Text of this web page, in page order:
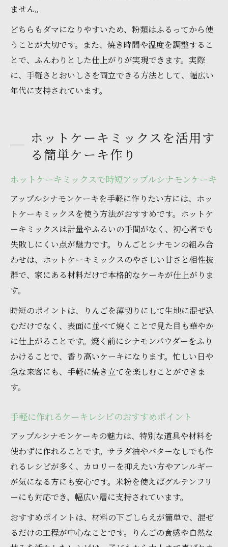
ません。
どちらもダマになりやすいため、粉類はふるってから使
うことが大切です。また、焼き時間や温度を調整するこ
とで、ふんわりとした仕上がりが実現できます。実際
に、手軽さとおいしさを両立できる方法として、幅広い
年代に支持されています。
ホットケーキミックスを活用す
る簡単ケーキ作り
ホットケーキミックスで時短アップルシナモンケーキ
アップルシナモンケーキを手軽に作りたい方には、ホッ
トケーキミックスを使う方法がおすすめです。ホットケ
ーキミックスは計量やふるいの手間がなく、初心者でも
失敗しにくい点が魅力です。りんごとシナモンの組み合
わせは、ホットケーキミックスのやさしい甘さと相性抜
群で、家にある材料だけで本格的なケーキが仕上がりま
す。
時短のポイントは、りんごを薄切りにして生地に混ぜ込
むだけでなく、表面に並べて焼くことで見た目も華やか
に仕上がることです。焼く前にシナモンパウダーをふり
かけることで、香り高いケーキになります。忙しい日や
急な来客にも、手軽に焼き立てを楽しむことができま
す。
手軽に作れるケーキレシピのおすすめポイント
アップルシナモンケーキの魅力は、特別な道具や材料を
使わずに作れることです。サラダ油やバターなしでも作
れるレシピが多く、カロリーを抑えたい方やアレルギー
が気になる方にも安心です。米粉を使えばグルテンフリ
ーにも対応でき、幅広い層に支持されています。
おすすめポイントは、材料の下ごしらえが簡単で、混ぜ
るだけの工程が中心なことです。りんごの食感や自然な